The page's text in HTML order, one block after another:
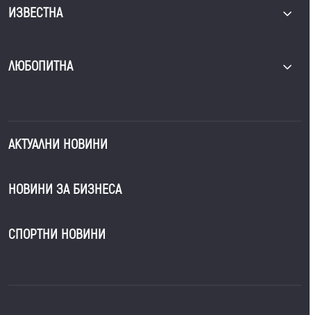
ИЗВЕСТНА
ЛЮБОПИТНА
АКТУАЛНИ НОВИНИ
НОВИНИ ЗА БИЗНЕСА
СПОРТНИ НОВИНИ